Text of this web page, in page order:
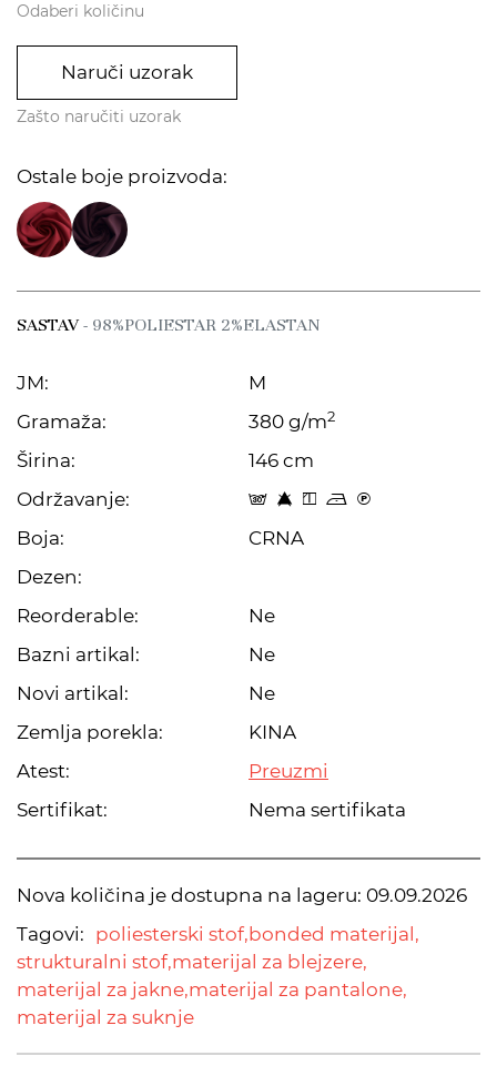
Odaberi količinu
Naruči uzorak
Zašto naručiti uzorak
Ostale boje proizvoda:
SASTAV- 98%POLIESTAR 2%ELASTAN
JM:
M
Gramaža:
380 g/m2
Širina:
146 cm
Održavanje:
s 8 y o C
Boja:
CRNA
Dezen:
Reorderable:
Ne
Bazni artikal:
Ne
Novi artikal:
Ne
Zemlja porekla:
KINA
Atest:
Preuzmi
Sertifikat:
Nema sertifikata
Nova količina je dostupna na lageru: 09.09.2026
Tagovi: poliesterski stof,bonded materijal,
strukturalni stof,materijal za blejzere,
materijal za jakne,materijal za pantalone,
materijal za suknje